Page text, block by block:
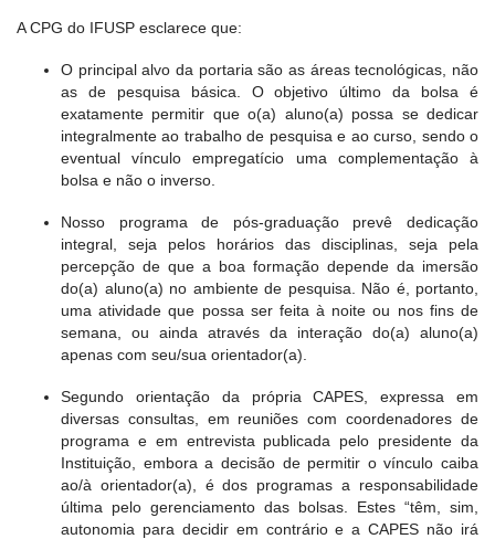
A CPG do IFUSP esclarece que:
O principal alvo da portaria são as áreas tecnológicas, não
as de pesquisa básica. O objetivo último da bolsa é
exatamente permitir que o(a) aluno(a) possa se dedicar
integralmente ao trabalho de pesquisa e ao curso, sendo o
eventual vínculo empregatício uma complementação à
bolsa e não o inverso.
Nosso programa de pós-graduação prevê dedicação
integral, seja pelos horários das disciplinas, seja pela
percepção de que a boa formação depende da imersão
do(a) aluno(a) no ambiente de pesquisa. Não é, portanto,
uma atividade que possa ser feita à noite ou nos fins de
semana, ou ainda através da interação do(a) aluno(a)
apenas com seu/sua orientador(a).
Segundo orientação da própria CAPES, expressa em
diversas consultas, em reuniões com coordenadores de
programa e em entrevista publicada pelo presidente da
Instituição, embora a decisão de permitir o vínculo caiba
ao/à orientador(a), é dos programas a responsabilidade
última pelo gerenciamento das bolsas. Estes “têm, sim,
autonomia para decidir em contrário e a CAPES não irá